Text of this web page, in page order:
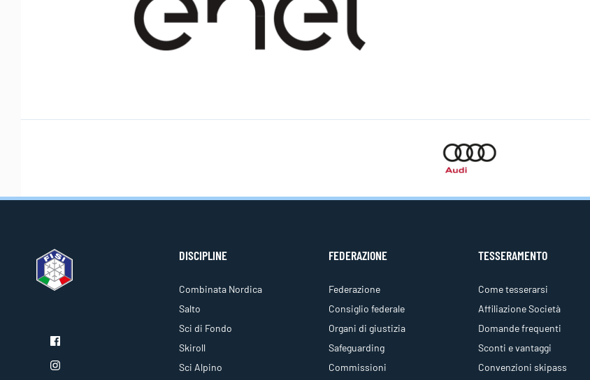
DISCIPLINE
Combinata Nordica
Salto
Sci di Fondo
Skiroll
Sci Alpino
FEDERAZIONE
Federazione
Consiglio federale
Organi di giustizia
Safeguarding
Commissioni
TESSERAMENTO
Come tesserarsi
Affiliazione Società
Domande frequenti
Sconti e vantaggi
Convenzioni skipass